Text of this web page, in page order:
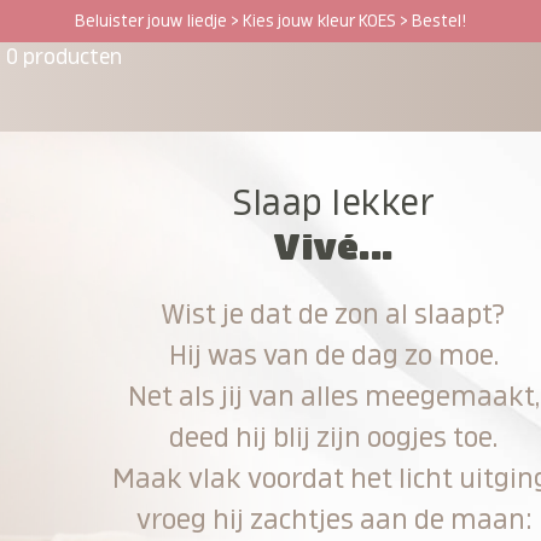
Beluister jouw liedje > Kies jouw kleur KOES > Bestel!
0 producten
Slaap lekker
Vivé...
Wist je dat de zon al slaapt?
Hij was van de dag zo moe.
Net als jij van alles meegemaakt,
deed hij blij zijn oogjes toe.
Maak vlak voordat het licht
vroeg hij zachtjes aan de maan: